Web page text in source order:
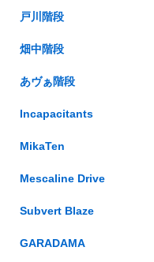
戸川階段
畑中階段
あヴぁ階段
Incapacitants
MikaTen
Mescaline Drive
Subvert Blaze
GARADAMA